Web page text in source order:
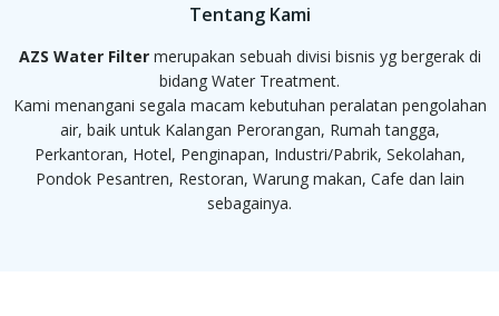
Tentang Kami
AZS Water Filtermerupakan sebuah divisi bisnis yg bergerak di
bidang Water Treatment.
Kami menangani segala macam kebutuhan peralatan pengolahan
air, baik untuk Kalangan Perorangan, Rumah tangga,
Perkantoran, Hotel, Penginapan, Industri/Pabrik, Sekolahan,
Pondok Pesantren, Restoran, Warung makan, Cafe dan lain
sebagainya.